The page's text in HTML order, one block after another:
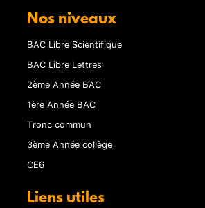
Nos niveaux
BAC Libre Scientifique
BAC Libre Lettres
2ème Année BAC
1ère Année BAC
Tronc commun
3ème Année collège
CE6
Liens utiles